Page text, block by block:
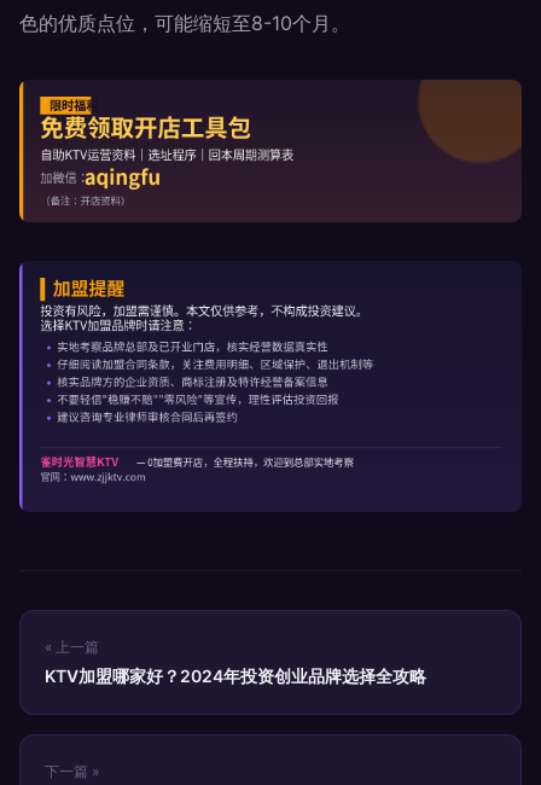
色的优质点位，可能缩短至8-10个月。
« 上一篇
KTV加盟哪家好？2024年投资创业品牌选择全攻略
下一篇 »